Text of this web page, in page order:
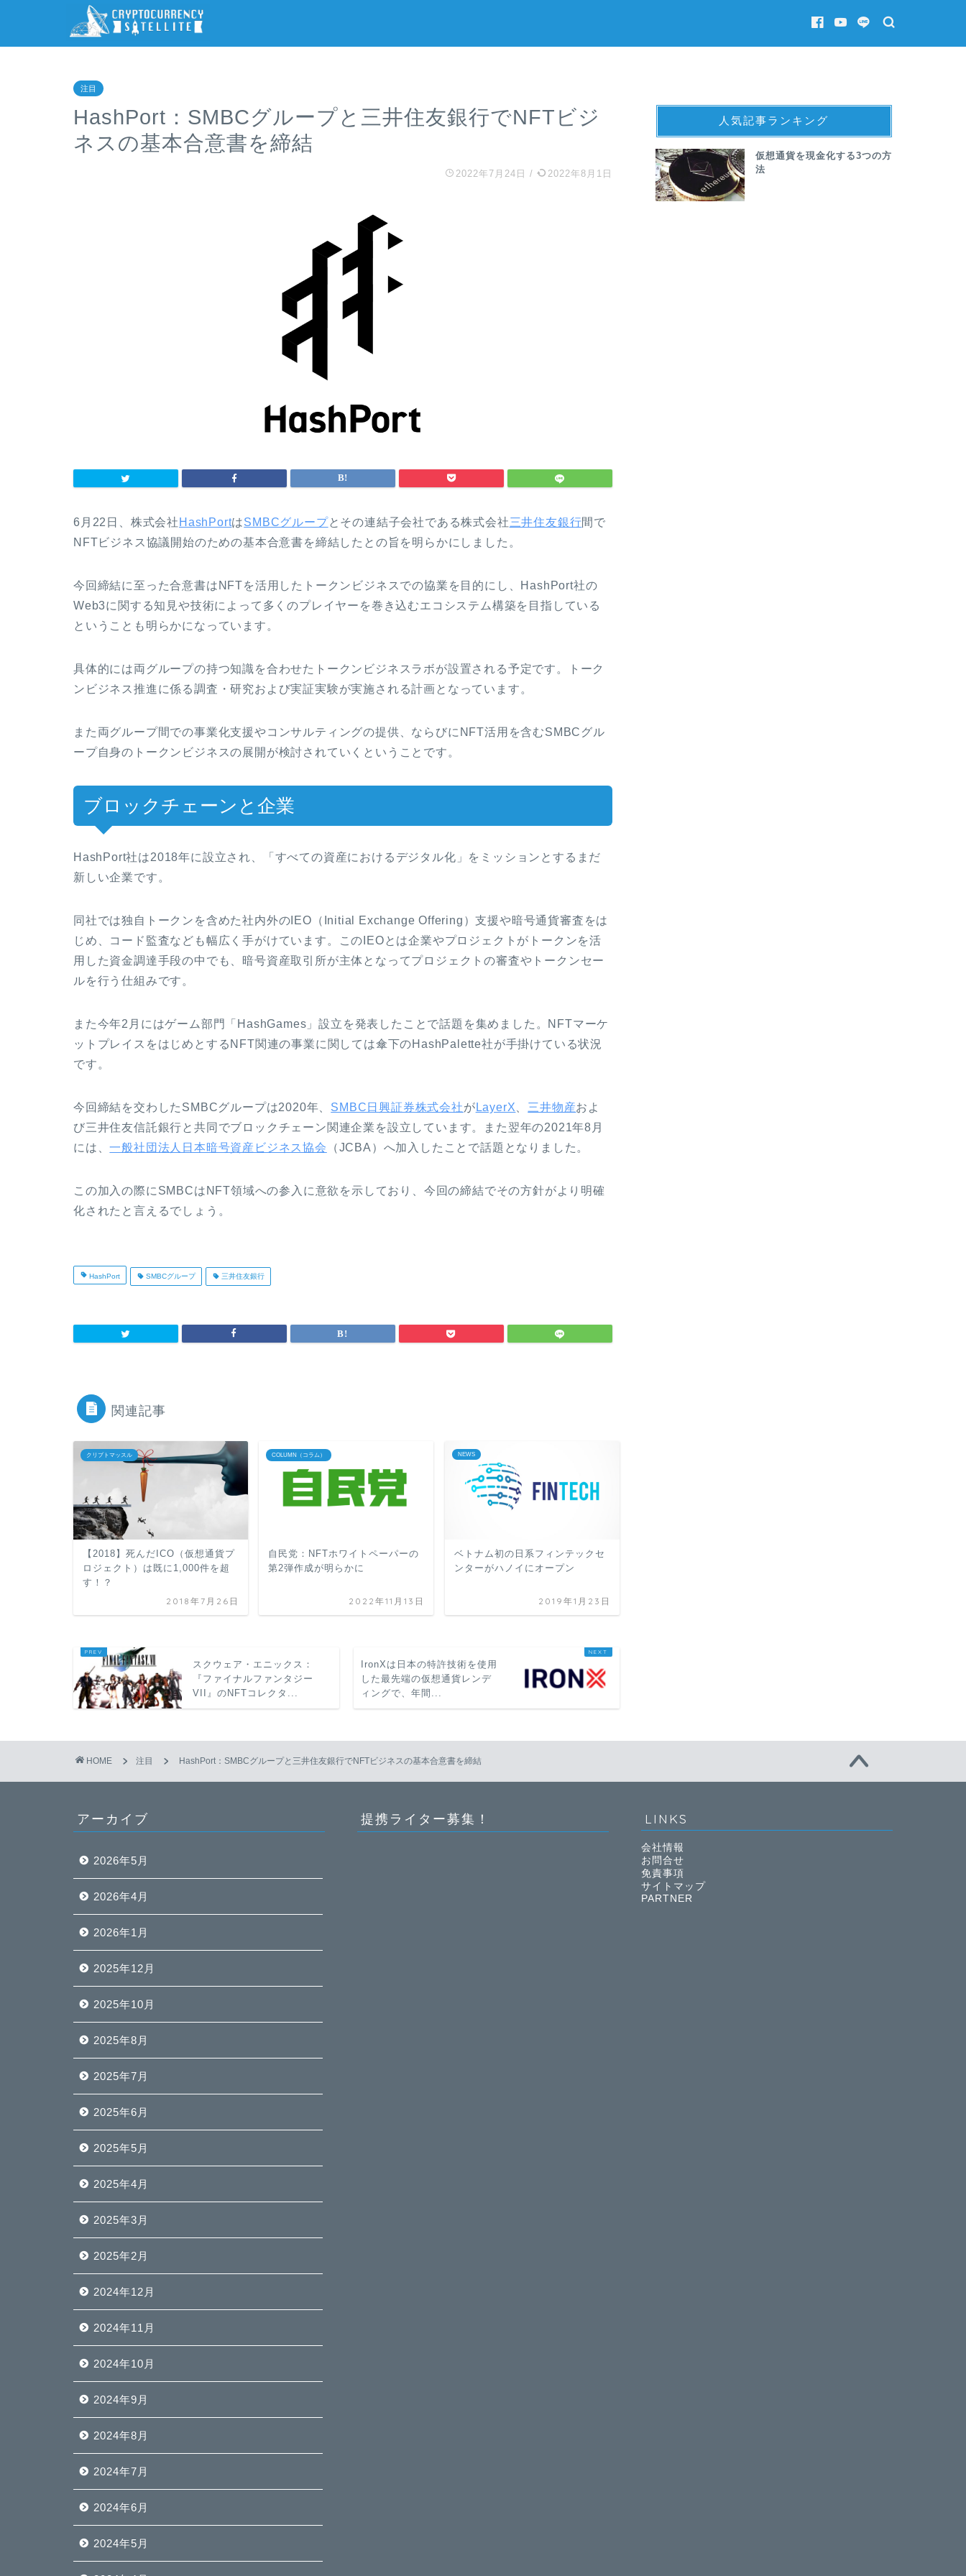
注目
HashPort：SMBCグループと三井住友銀行でNFTビジ
ネスの基本合意書を締結
2022年7月24日 / 2022年8月1日
6月22日、株式会社 HashPortはSMBCグループとその連結子会社である株式会社三井住友銀行間で
NFTビジネス協議開始のための基本合意書を締結したとの旨を明らかにしました。
今回締結に至った合意書はNFTを活用したトークンビジネスでの協業を目的にし、HashPort社の
Web3に関する知見や技術によって多くのプレイヤーを巻き込むエコシステム構築を目指している
ということも明らかになっています。
具体的には両グループの持つ知識を合わせたトークンビジネスラボが設置される予定です。トーク
ンビジネス推進に係る調査・研究および実証実験が実施される計画となっています。
また両グループ間での事業化支援やコンサルティングの提供、ならびにNFT活用を含むSMBCグル
ープ自身のトークンビジネスの展開が検討されていくということです。
ブロックチェーンと企業
HashPort社は2018年に設立され、「すべての資産におけるデジタル化」をミッションとするまだ
新しい企業です。
同社では独自トークンを含めた社内外のIEO（Initial Exchange Offering）支援や暗号通貨審査をは
じめ、コード監査なども幅広く手がけています。このIEOとは企業やプロジェクトがトークンを活
用した資金調達手段の中でも、暗号資産取引所が主体となってプロジェクトの審査やトークンセー
ルを行う仕組みです。
また今年2月にはゲーム部門「HashGames」設立を発表したことで話題を集めました。NFTマーケ
ットプレイスをはじめとするNFT関連の事業に関しては傘下のHashPalette社が手掛けている状況
です。
今回締結を交わしたSMBCグループは2020年、 SMBC日興証券株式会社が LayerX 三井物産およ
び三井住友信託銀行と共同でブロックチェーン関連企業を設立しています。また翌年の2021年8月
には、一般社団法人日本暗号資産ビジネス協会 （JCBA）へ加入したことで話題となりました。
この加入の際にSMBCはNFT領域への参入に意欲を示しており、今回の締結でその方針がより明確
化されたと言えるでしょう。
HashPort SMBCグループ 三井住友銀行
関連記事
クリプトマッスル
【2018】死んだICO（仮想通貨プ
ロジェクト）は既に1,000件を超
す！？
2018年7月26日
COLUMN（コラム）
自民党：NFTホワイトペーパーの
第2弾作成が明らかに
2022年11月13日
NEWS
ベトナム初の日系フィンテックセ
ンターがハノイにオープン
2019年1月23日
スクウェア・エニックス：
『ファイナルファンタジー
VII』のNFTコレクタ...
IronXは日本の特許技術を使用
した最先端の仮想通貨レンデ
ィングで、年間...
人気記事ランキング
仮想通貨を現金化する3つの方
法
HOME 注目 HashPort：SMBCグループと三井住友銀行でNFTビジネスの基本合意書を締結
アーカイブ
2026年5月
2026年4月
2026年1月
2025年12月
2025年10月
2025年8月
2025年7月
2025年6月
2025年5月
2025年4月
2025年3月
2025年2月
2024年12月
2024年11月
2024年10月
2024年9月
2024年8月
2024年7月
2024年6月
2024年5月
提携ライター募集！ LINKS
会社情報
お問合せ
免責事項
サイトマップ
PARTNER